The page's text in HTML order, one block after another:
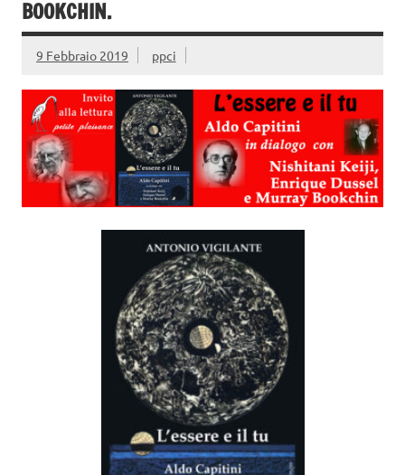
BOOKCHIN.
9 Febbraio 2019 ppci